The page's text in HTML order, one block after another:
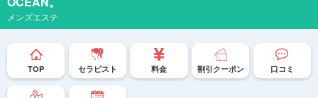
メンズエステ
TOP セラピスト 料金 割引クーポン 口コミ